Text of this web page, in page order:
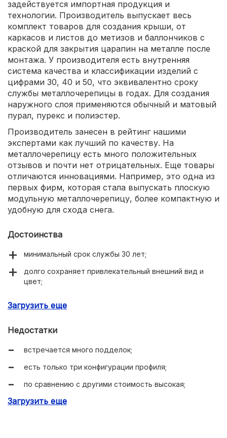
задействуется импортная продукция и
технологии. Производитель выпускает весь
комплект товаров для создания крыши, от
каркасов и листов до метизов и баллончиков с
краской для закрытия царапин на металле после
монтажа. У производителя есть внутренняя
система качества и классификации изделий с
цифрами 30, 40 и 50, что эквивалентно сроку
службы металлочерепицы в годах. Для создания
наружного слоя применяются обычный и матовый
пурал, пурекс и полиэстер.
Производитель занесен в рейтинг нашими
экспертами как лучший по качеству. На
металлочерепицу есть много положительных
отзывов и почти нет отрицательных. Еще товары
отличаются инновациями. Например, это одна из
первых фирм, которая стала выпускать плоскую
модульную металлочерепицу, более компактную и
удобную для схода снега.
Достоинства
минимальный срок службы 30 лет;
долго сохраняет привлекательный внешний вид и
цвет;
Загрузить еще
Недостатки
встречается много подделок;
есть только три конфигурации профиля;
по сравнению с другими стоимость высокая;
покрытие пурал царапается, если ходить в грязной
Загрузить еще